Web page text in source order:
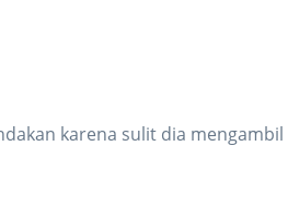
karena sulit dia mengambil